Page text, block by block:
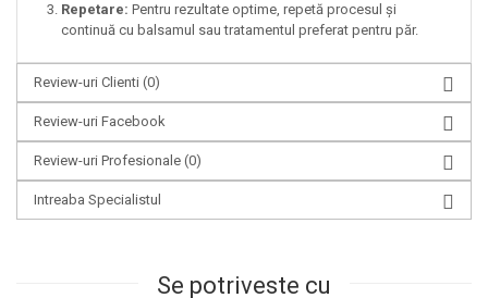
Repetare: Pentru rezultate optime, repetă procesul și
continuă cu balsamul sau tratamentul preferat pentru păr.
Review-uri Clienti (0)
Review-uri Facebook
Review-uri Profesionale (0)
Intreaba Specialistul
Se potriveste cu